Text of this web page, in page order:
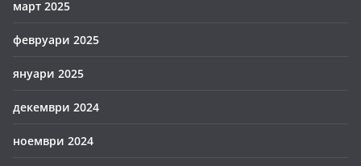
март 2025
февруари 2025
януари 2025
декември 2024
ноември 2024